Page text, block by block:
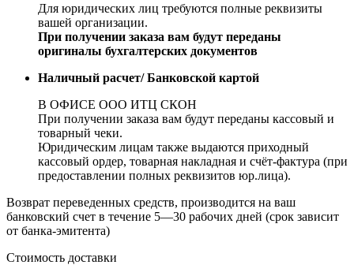
Для юридических лиц требуются полные реквизиты
вашей организации.
При получении заказа вам будут переданы
оригиналы бухгалтерских документов
Наличный расчет/ Банковской картой
В ОФИСЕ ООО ИТЦ СКОН
При получении заказа вам будут переданы кассовый и
товарный чеки.
Юридическим лицам также выдаются приходный
кассовый ордер, товарная накладная и счёт-фактура (при
предоставлении полных реквизитов юр.лица).
Возврат переведенных средств, производится на ваш
банковский счет в течение 5—30 рабочих дней (срок зависит
от банка-эмитента)
Стоимость доставки